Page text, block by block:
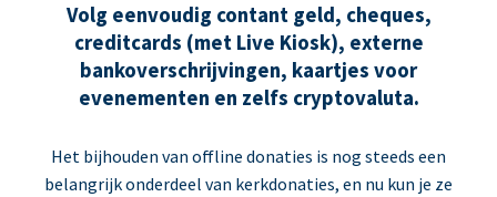
Volg eenvoudig contant geld, cheques,
creditcards (met Live Kiosk), externe
bankoverschrijvingen, kaartjes voor
evenementen en zelfs cryptovaluta.
Het bijhouden van offline donaties is nog steeds een
belangrijk onderdeel van kerkdonaties, en nu kun je ze